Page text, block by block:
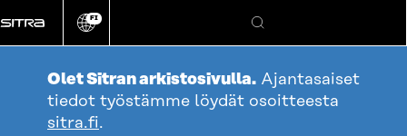
suoraan
sisältöön
Vaihda
kieli
FI
Hae
Olet Sitran arkistosivulla. Ajantasaiset
tiedot työstämme löydät osoitteesta
sitra.fi.